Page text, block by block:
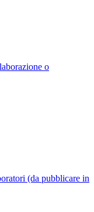
o
(da pubblicare in